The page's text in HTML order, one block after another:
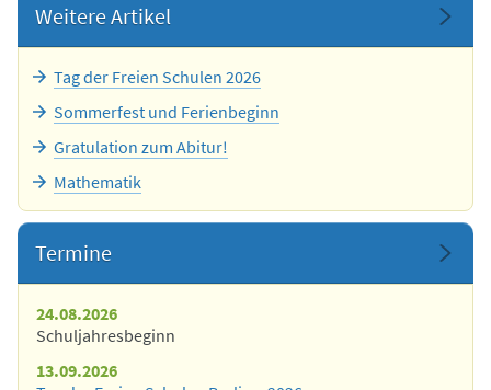
Weitere Artikel
Tag der Freien Schulen 2026
Sommerfest und Ferienbeginn
Gratulation zum Abitur!
Mathematik
Termine
24.08.2026
Schuljahresbeginn
13.09.2026